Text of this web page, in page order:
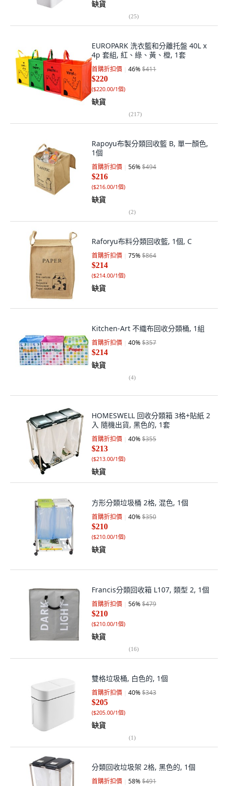
缺貨
(25)
EUROPARK 洗衣籃和分離托盤 40L x
4p 套組, 紅、綠、黃、橙, 1套
首購折扣價 46%$411
$220
($220.00/1個)
缺貨
(217)
Rapoyu布製分類回收籃 B, 單一顏色,
1個
首購折扣價 56%$494
$216
($216.00/1個)
缺貨
(2)
Raforyu布料分類回收籃, 1個, C
首購折扣價 75%$864
$214
($214.00/1個)
缺貨
Kitchen-Art 不織布回收分類桶, 1組
首購折扣價 40%$357
$214
缺貨
(4)
HOMESWELL 回收分類箱 3格+貼紙 2
入 隨機出貨, 黑色的, 1套
首購折扣價 40%$355
$213
($213.00/1個)
缺貨
方形分類垃圾桶 2格, 混色, 1個
首購折扣價 40%$350
$210
($210.00/1個)
缺貨
Francis分類回收箱 L107, 類型 2, 1個
首購折扣價 56%$479
$210
($210.00/1個)
缺貨
(16)
雙格垃圾桶, 白色的, 1個
首購折扣價 40%$343
$205
($205.00/1個)
缺貨
(1)
分類回收垃圾架 2格, 黑色的, 1個
首購折扣價 58%$491